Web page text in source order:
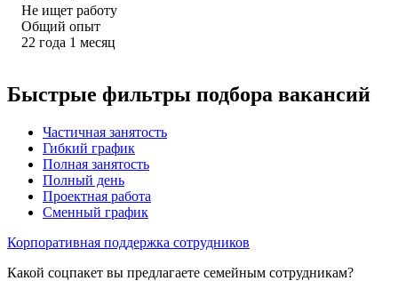
Не ищет работу
Общий опыт
22 года 1 месяц
Быстрые фильтры подбора вакансий
Частичная занятость
Гибкий график
Полная занятость
Полный день
Проектная работа
Сменный график
Корпоративная поддержка сотрудников
Какой соцпакет вы предлагаете семейным сотрудникам?